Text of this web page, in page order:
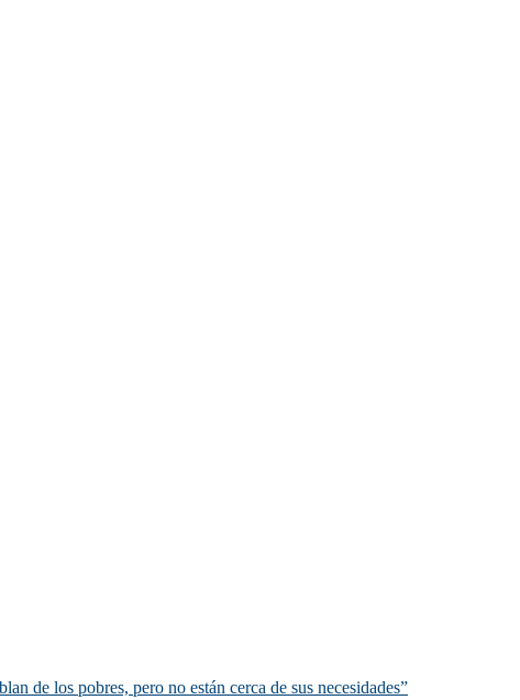
de los pobres, pero no están cerca de sus necesidades”